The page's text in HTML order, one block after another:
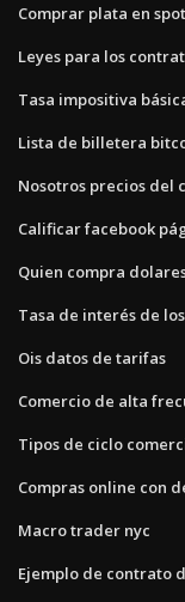
Comprar plata en
Leyes para los
Tasa impositiva
Lista de billetera
Nosotros precios del
Calificar facebook
Quien compra
Tasa de interés de
Ois datos de tarifas
Comercio de alta
Tipos de ciclo
Compras online con
Macro trader nyc
Ejemplo de contrato